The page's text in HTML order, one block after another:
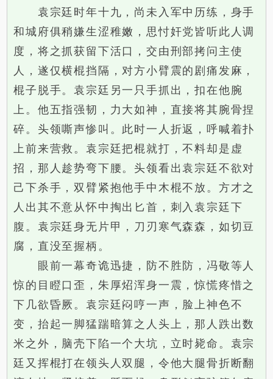
袁宗廷时年十九，尚未入军中历练，身手
和城府俱稍嫌生涩稚嫩，思忖奸党皆听此人调
度，将之抓获留下活口，交由刑部拷问主使
人，遂仅横棍挡隔，对方小臂震的剧痛发麻，
棍子脱手。袁宗廷另一只手抓出，扣在他腕
上。他五指强韧，力大如神，直接将其腕骨捏
碎。头领嘶声惨叫。此时一人折返，呼喊着扑
上前来营救。袁宗廷把棍就打，不料却是虚
招，那人趁势弯下腰。头领看出袁宗廷不欲对
己下杀手，双臂紧抱他手中木棍不放。方才之
人出其不意从怀中掏出匕首，刺入袁宗廷下
腹。袁宗廷身无片甲，刀刃寒气森森，如切豆
腐，直没至握柄。
眼前一幕奇诡迅捷，防不胜防，冯敬等人
惊的目瞪口歪，朱厚炤浑身一震，惊慌疼惜之
下几欲昏厥。袁宗廷闷哼一声，脸上神色不
变，抬起一脚猛踹暗算之人头上，那人跌出数
米之外，脑壳下陷一个大坑，立时毙命。袁宗
廷又挥棍打在领头人双腿，令他大腿骨折断翻